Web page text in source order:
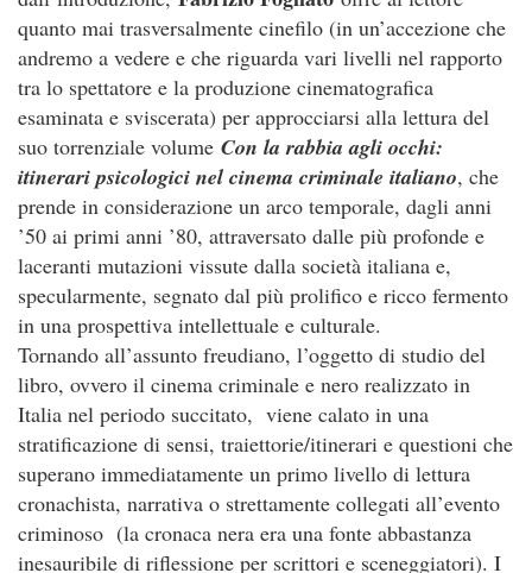
quanto mai trasversalmente cinefilo (in un’accezione che
andremo a vedere e che riguarda vari livelli nel rapporto
tra lo spettatore e la produzione cinematografica
esaminata e sviscerata) per approcciarsi alla lettura del
suo torrenziale volume Con la rabbia agli occhi:
itinerari psicologici nel cinema criminale italiano, che
prende in considerazione un arco temporale, dagli anni
’50 ai primi anni ’80, attraversato dalle più profonde e
laceranti mutazioni vissute dalla società italiana e,
specularmente, segnato dal più prolifico e ricco fermento
in una prospettiva intellettuale e culturale.
Tornando all’assunto freudiano, l’oggetto di studio del
libro, ovvero il cinema criminale e nero realizzato in
Italia nel periodo succitato, viene calato in una
stratificazione di sensi, traiettorie/itinerari e questioni che
superano immediatamente un primo livello di lettura
cronachista, narrativa o strettamente collegati all’evento
criminoso (la cronaca nera era una fonte abbastanza
inesauribile di riflessione per scrittori e sceneggiatori). I